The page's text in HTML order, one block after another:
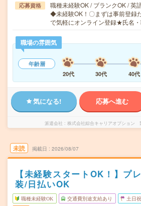
応募資格
職種未経験OK / ブランクOK / 英
◆未経験OK！〇まずは事前登録
で気軽にオンライン登録★氏名
職場の雰囲気
年齢層
20代
30代 40代
気になる! 応募へ進む
派遣会社 株式会社綜合キャリアオプション
未読 掲載日 2026/08/07
【未経験スタートOK！】プ
装/日払いOK
職種未経験OK 交通費別途支給あり 土日